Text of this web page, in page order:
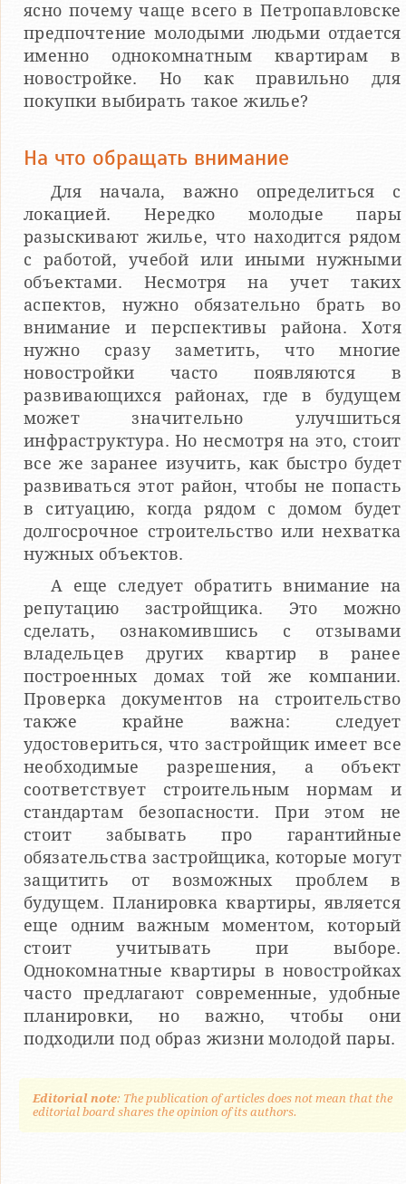
ясно почему чаще всего в Петропавловске
предпочтение молодыми людьми отдается
именно однокомнатным квартирам в
новостройке. Но как правильно для
покупки выбирать такое жилье?
На что обращать внимание
Для начала, важно определиться с
локацией. Нередко молодые пары
разыскивают жилье, что находится рядом
с работой, учебой или иными нужными
объектами. Несмотря на учет таких
аспектов, нужно обязательно брать во
внимание и перспективы района. Хотя
нужно сразу заметить, что многие
новостройки часто появляются в
развивающихся районах, где в будущем
может значительно улучшиться
инфраструктура. Но несмотря на это, стоит
все же заранее изучить, как быстро будет
развиваться этот район, чтобы не попасть
в ситуацию, когда рядом с домом будет
долгосрочное строительство или нехватка
нужных объектов.
А еще следует обратить внимание на
репутацию застройщика. Это можно
сделать, ознакомившись с отзывами
владельцев других квартир в ранее
построенных домах той же компании.
Проверка документов на строительство
также крайне важна: следует
удостовериться, что застройщик имеет все
необходимые разрешения, а объект
соответствует строительным нормам и
стандартам безопасности. При этом не
стоит забывать про гарантийные
обязательства застройщика, которые могут
защитить от возможных проблем в
будущем. Планировка квартиры, является
еще одним важным моментом, который
стоит учитывать при выборе.
Однокомнатные квартиры в новостройках
часто предлагают современные, удобные
планировки, но важно, чтобы они
подходили под образ жизни молодой пары.
Editorial note: The publication of articles does not mean that the
editorial board shares the opinion of its authors.